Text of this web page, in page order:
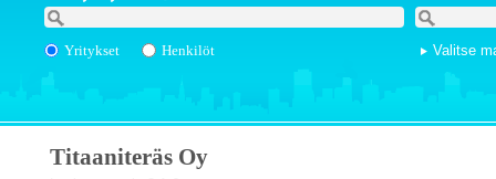
Yritykset Henkilöt Valitse
Titaaniteräs Oy